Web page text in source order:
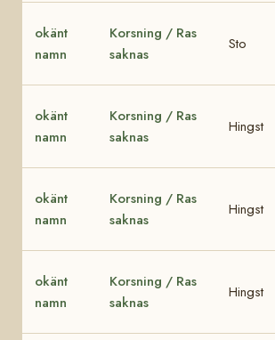
okänt
namn
Korsning / Ras
saknas
Sto
okänt
namn
Korsning / Ras
saknas
Hingst
okänt
namn
Korsning / Ras
saknas
Hingst
okänt
namn
Korsning / Ras
saknas
Hingst